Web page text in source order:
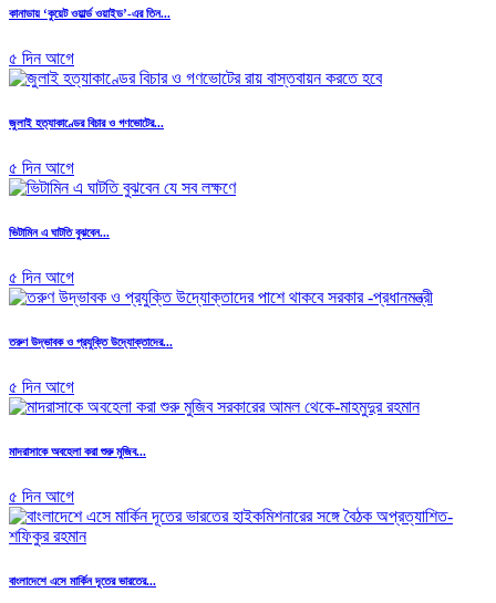
কানাডায় ‘কুয়েট ওয়ার্ল্ড ওয়াইড’-এর তিন...
৫ দিন আগে
জুলাই হত্যাকাণ্ডের বিচার ও গণভোটের...
৫ দিন আগে
ভিটামিন এ ঘাটতি বুঝবেন...
৫ দিন আগে
তরুণ উদ্ভাবক ও প্রযুক্তি উদ্যোক্তাদের...
৫ দিন আগে
মাদরাসাকে অবহেলা করা শুরু মুজিব...
৫ দিন আগে
বাংলাদেশে এসে মার্কিন দূতের ভারতের...